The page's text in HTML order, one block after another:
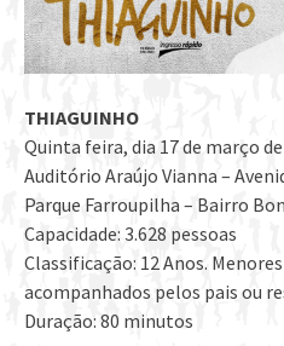
THIAGUINHO
Quinta feira, dia 17 de março
Auditório Araújo Vianna –
Parque Farroupilha – Bairro
Capacidade: 3.628 pessoas
Classificação: 12 Anos.
acompanhados pelos pais ou
Duração: 80 minutos